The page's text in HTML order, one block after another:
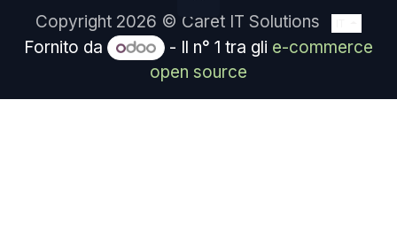
Copyright 2026 © Caret IT Solutions
Fornito da - Il n° 1 tra gli e-commerce
open source